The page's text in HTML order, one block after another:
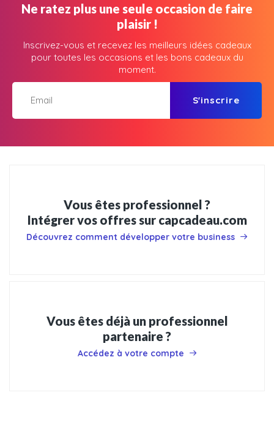
Ne ratez plus une seule occasion de faire
plaisir !
Inscrivez-vous et recevez les meilleurs idées cadeaux
pour toutes les occasions et les bons cadeaux du
moment.
S'inscrire
Vous êtes professionnel ?
Intégrer vos offres sur capcadeau.com
Découvrez comment développer votre business
Vous êtes déjà un professionnel
partenaire ?
Accédez à votre compte